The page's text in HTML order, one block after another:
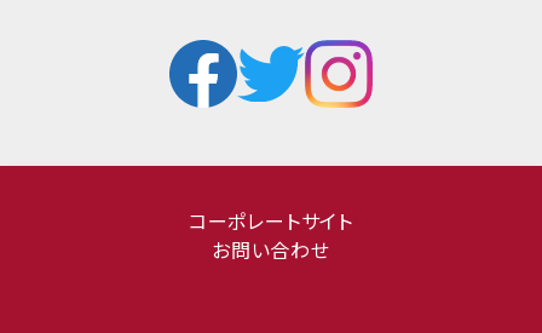
コーポレートサイト
お問い合わせ